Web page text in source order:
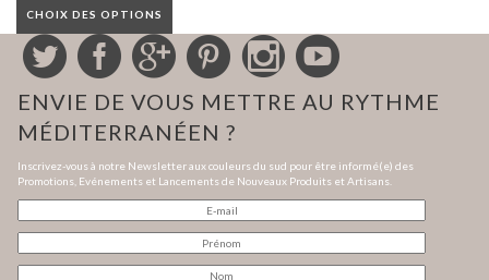
CHOIX DES OPTIONS
ENVIE DE VOUS METTRE AU RYTHME
MÉDITERRANÉEN ?
Inscrivez-vous à notre Newsletter aux couleurs du sud pour être informé(e) des
Promotions, Evénements et Lancements de Nouveaux Produits et Artisans.